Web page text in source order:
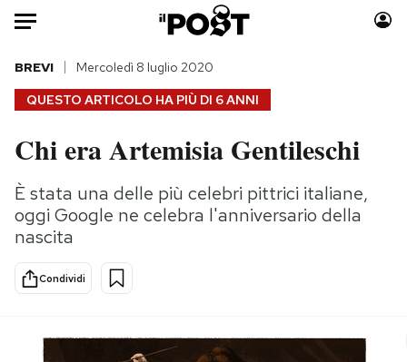
Auto
HOME
Italia
Politica
Tecnologia
Scienza
Economia
Moda
Consumismi
Altrecose
QUESTO ARTICOLO HA PIÙ DI 6 ANNI
BREVI Mercoledì 8 luglio 2020
Chi era Artemisia Gentileschi
È stata una delle più celebri pittrici italiane,
oggi Google ne celebra l'anniversario della
nascita
Condividi